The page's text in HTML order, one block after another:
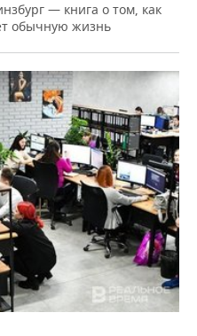
— книга о том, как
обычную жизнь